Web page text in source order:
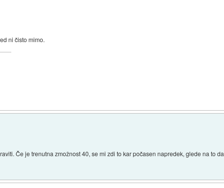
ni čisto mimo.
Če je trenutna zmožnost 40, se mi zdi to kar počasen napredek, glede na to da